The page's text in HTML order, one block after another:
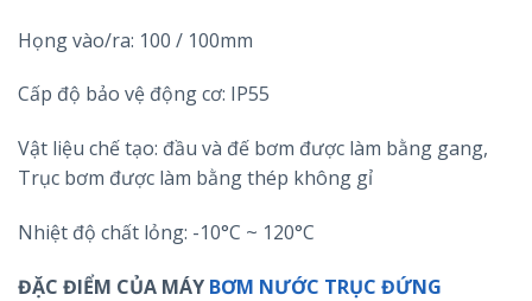
Họng vào/ra: 100 / 100mm
Cấp độ bảo vệ động cơ: IP55
Vật liệu chế tạo: đầu và đế bơm được làm bằng gang,
Trục bơm được làm bằng thép không gỉ
Nhiệt độ chất lỏng: -10°C ~ 120°C
ĐẶC ĐIỂM CỦA MÁY BƠM NƯỚC TRỤC ĐỨNG